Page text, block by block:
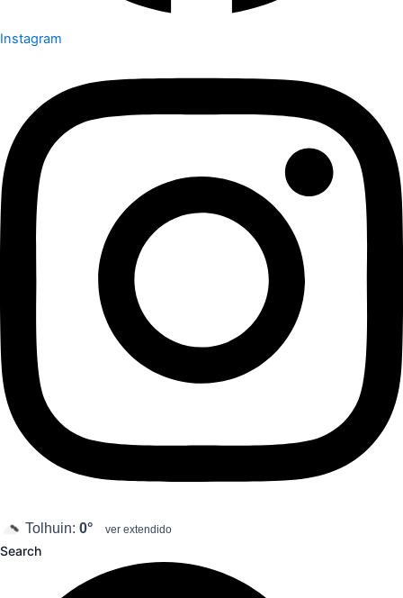
Instagram
Tolhuin: 0° ver extendido
Search